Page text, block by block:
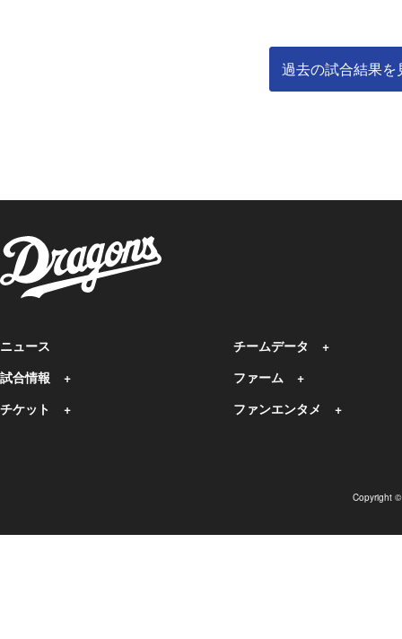
過去の試合結果
ニュース
試合情報
チケット
チームデータ
ファーム
ファンエンタメ
Copyright